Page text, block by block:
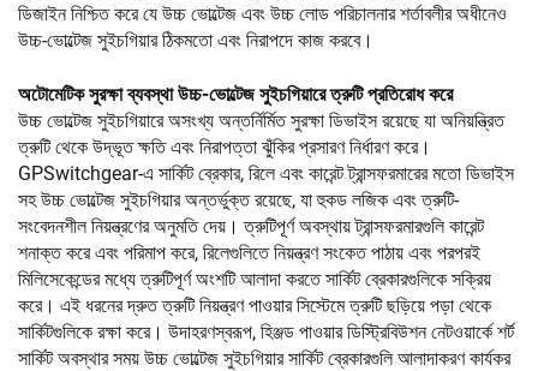
ডিজাইন নিশ্চিত করে যে উচ্চ ভোল্টেজ এবং উচ্চ লোড পরিচালনার শর্তাবলীর অধীনেও
উচ্চ-ভোল্টেজ সুইচগিয়ার ঠিকমতো এবং নিরাপদে কাজ করবে।
অটোমেটিক সুরক্ষা ব্যবস্থা উচ্চ-ভোল্টেজ সুইচগিয়ারে ত্রুটি প্রতিরোধ করে
উচ্চ ভোল্টেজ সুইচগিয়ারে অসংখ্য অন্তর্নির্মিত সুরক্ষা ডিভাইস রয়েছে যা অনিয়ন্ত্রিত
ত্রুটি থেকে উদ্ভূত ক্ষতি এবং নিরাপত্তা ঝুঁকির প্রসারণ নির্ধারণ করে।
GPSwitchgear-এ সার্কিট ব্রেকার, রিলে এবং কারেন্ট ট্রান্সফরমারের মতো ডিভাইস
সহ উচ্চ ভোল্টেজ সুইচগিয়ার অন্তর্ভুক্ত রয়েছে, যা হুকড লজিক এবং ত্রুটি-
সংবেদনশীল নিয়ন্ত্রণের অনুমতি দেয়। ত্রুটিপূর্ণ অবস্থায় ট্রান্সফরমারগুলি কারেন্ট
শনাক্ত করে এবং পরিমাপ করে, রিলেগুলিতে নিয়ন্ত্রণ সংকেত পাঠায় এবং পরপরই
মিলিসেকেন্ডের মধ্যে ত্রুটিপূর্ণ অংশটি আলাদা করতে সার্কিট ব্রেকারগুলিকে সক্রিয়
করে। এই ধরনের দ্রুত ত্রুটি নিয়ন্ত্রণ পাওয়ার সিস্টেমে ত্রুটি ছড়িয়ে পড়া থেকে
সার্কিটগুলিকে রক্ষা করে। উদাহরণস্বরূপ, হিঞ্জড পাওয়ার ডিস্ট্রিবিউশন নেটওয়ার্কে শর্ট
সার্কিট অবস্থার সময় উচ্চ ভোল্টেজ সুইচগিয়ার সার্কিট ব্রেকারগুলি আলাদাকরণ কার্যকর